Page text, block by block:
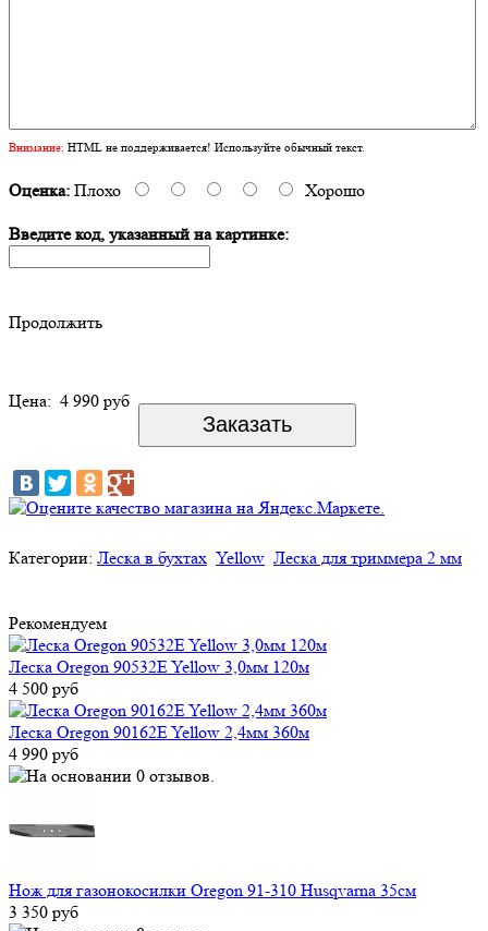
Внимание: HTML не поддерживается! Используйте обычный текст.
Оценка: Плохо Хорошо
Введите код, указанный на картинке:
Продолжить
Цена: 4 990 руб
Категории: Леска в бухтах Yellow Леска для триммера 2 мм
Рекомендуем
Леска Oregon 90532E Yellow 3,0мм 120м
4 500 руб
Леска Oregon 90162E Yellow 2,4мм 360м
4 990 руб
Нож для газонокосилки Oregon 91-310 Husqvarna 35см
3 350 руб